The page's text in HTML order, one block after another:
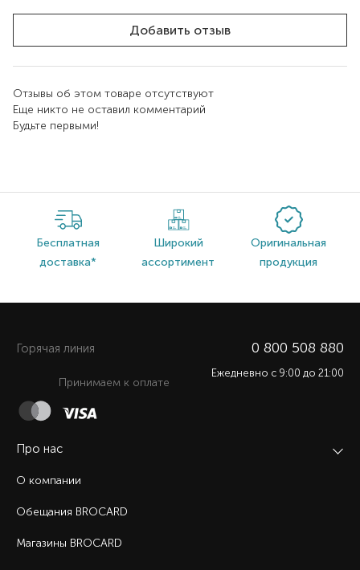
Добавить отзыв
Отзывы об этом товаре отсутствуют
Еще никто не оставил комментарий
Будьте первыми!
Бесплатная
доставка*
Широкий
ассортимент
Оригинальная
продукция
Про нас
О компании
Обещания BROCARD
Магазины BROCARD
Горячая линия 0 800 508 880
Ежедневно c 9:00 до 21:00
Принимаем к оплате